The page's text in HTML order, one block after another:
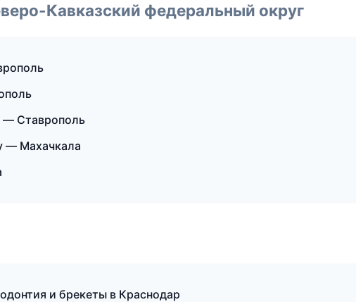
Кавказский федеральный округ
— Ставрополь
— Махачкала
и брекеты в Краснодар